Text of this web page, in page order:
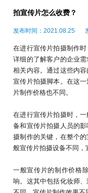
拍宣传片怎么收费？
发布时间：2021.08.25
在进行宣传片拍摄制作
详细的了解客户的企业
相关内容。通过这些内
宣传片拍摄脚本。在这
片制作价格也不同。
在进行宣传片拍摄时，
备和宣传片拍摄人员的
摄制作的关键，在整个
般宣传片拍摄设备不同
一般宣传片的制作价格
响。这其中包括化妆师